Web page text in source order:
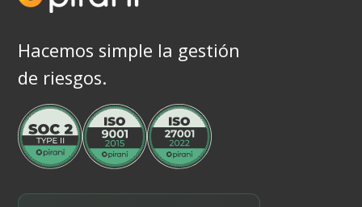
Hacemos simple la gestión
de riesgos.